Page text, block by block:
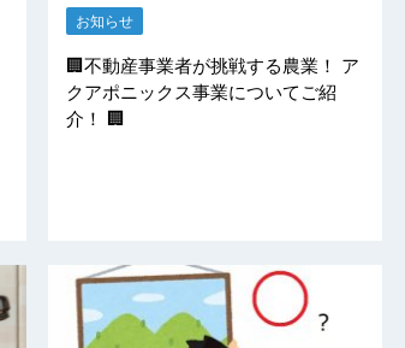
お知らせ
🏢不動産事業者が挑戦する農業！ ア
クアポニックス事業についてご紹
介！ 🏢